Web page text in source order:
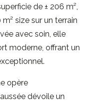
de ± 206 m²,
size sur un terrain
avec soin, elle
moderne, offrant un
opère
dévoile un